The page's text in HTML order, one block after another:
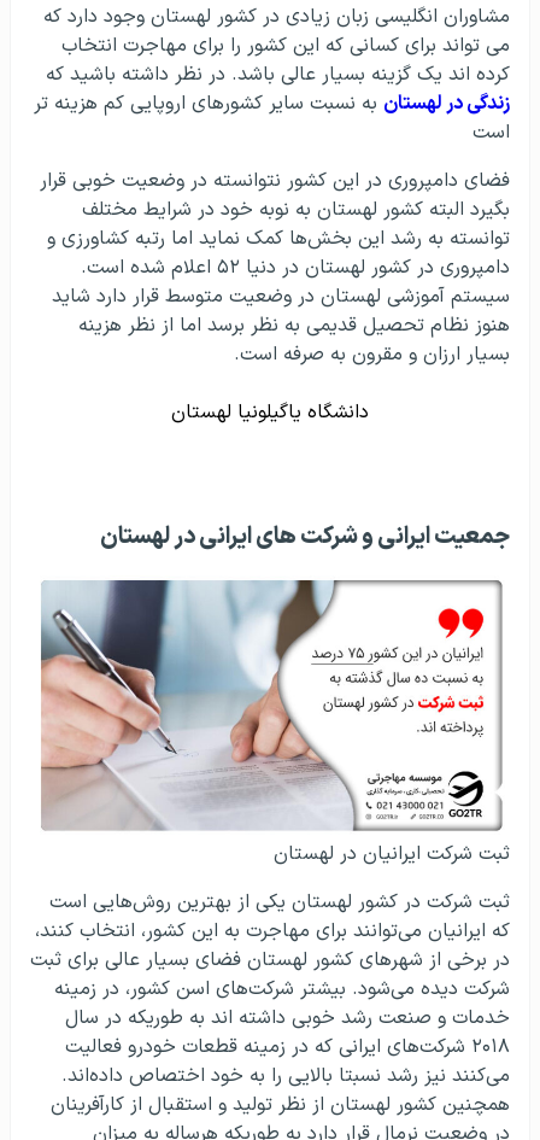
مشاوران انگلیسی زبان زیادی در کشور لهستان وجود دارد که
می تواند برای کسانی که این کشور را برای مهاجرت انتخاب
کرده اند یک گزینه بسیار عالی باشد. در نظر داشته باشید که
زندگی در لهستان به نسبت سایر کشورهای اروپایی کم هزینه تر
است
فضای دامپروری در این کشور نتوانسته در وضعیت خوبی قرار
بگیرد البته کشور لهستان به نوبه خود در شرایط مختلف
توانسته به رشد این بخش‌ها کمک نماید اما رتبه کشاورزی و
دامپروری در کشور لهستان در دنیا ۵۲ اعلام شده است.
سیستم آموزشی لهستان در وضعیت متوسط قرار دارد شاید
هنوز نظام تحصیل قدیمی به نظر برسد اما از نظر هزینه
بسیار ارزان و مقرون به صرفه است.
دانشگاه یاگیلونیا لهستان
جمعیت ایرانی و شرکت های ایرانی در لهستان
ثبت شرکت ایرانیان در لهستان
ثبت شرکت در کشور لهستان یکی از بهترین روش‌هایی است
که ایرانیان می‌توانند برای مهاجرت به این کشور، انتخاب کنند،
در برخی از شهرهای کشور لهستان فضای بسیار عالی برای ثبت
شرکت دیده می‌شود. بیشتر شرکت‌های اسن کشور، در زمینه
خدمات و صنعت رشد خوبی داشته اند به طوریکه در سال
۲۰۱۸ شرکت‌های ایرانی که در زمینه قطعات خودرو فعالیت
می‌کنند نیز رشد نسبتا بالایی را به خود اختصاص داده‌اند.
همچنین کشور لهستان از نظر تولید و استقبال از کارآفرینان